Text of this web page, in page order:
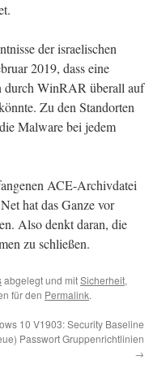
der israelischen
2019, dass eine
durch WinRAR überall auf
Zu den Standorten
Malware bei jedem
ACE-Archivdatei
hat das Ganze vor
Also denkt daran, die
zu schließen.
abgelegt und mitSicherheit,
für den Permalink.
10 V1903: Security Baseline
Passwort Gruppenrichtlinien
→